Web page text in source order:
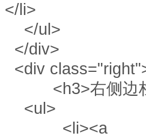
</li>
</ul>
</div>
<div
<h3>右侧边
<ul>
<li><a